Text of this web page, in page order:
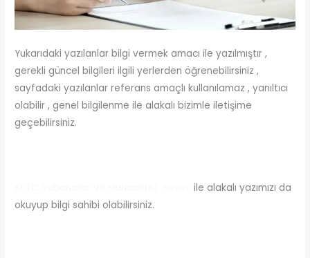
Yukarıdaki yazılanlar bilgi vermek amacı ile yazılmıştır ,
gerekli güncel bilgileri ilgili yerlerden öğrenebilirsiniz ,
sayfadaki yazılanlar referans amaçlı kullanılamaz , yanıltıcı
olabilir , genel bilgilenme ile alakalı bizimle iletişime
geçebilirsiniz.
ile alakalı yazımızı da
okuyup bilgi sahibi olabilirsiniz.